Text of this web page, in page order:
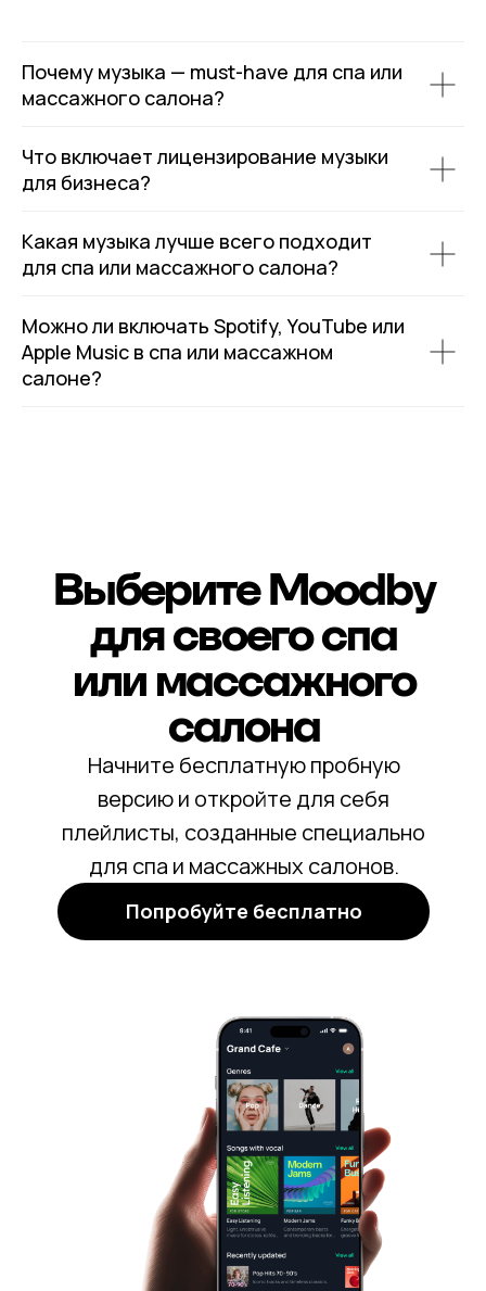
Почему музыка — must-have для спа или
массажного салона?
Что включает лицензирование музыки
для бизнеса?
Какая музыка лучше всего подходит
для спа или массажного салона?
Можно ли включать Spotify, YouTube или
Apple Music в спа или массажном
салоне?
Выберите Moodby
для своего спа
или массажного
салона
Начните бесплатную пробную
версию и откройте для себя
плейлисты, созданные специально
для спа и массажных салонов.
Попробуйте бесплатно